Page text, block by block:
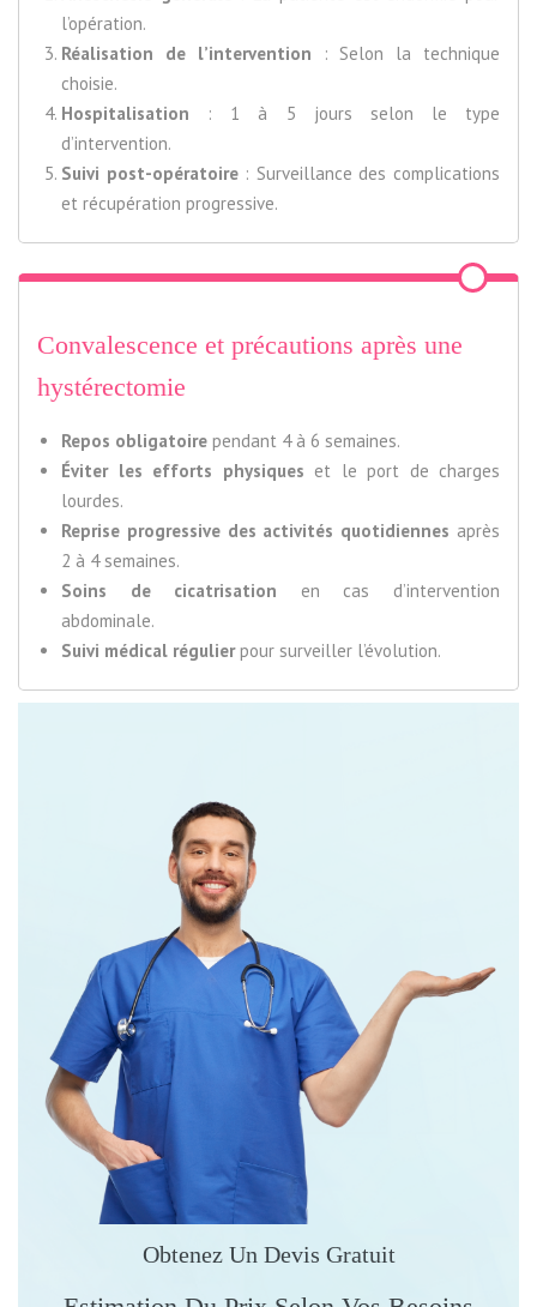
l’opération.
Réalisation de l’intervention : Selon la technique
choisie.
Hospitalisation : 1 à 5 jours selon le type
d’intervention.
Suivi post-opératoire: Surveillance des complications
et récupération progressive.
Convalescence et précautions après une
hystérectomie
Repos obligatoire pendant 4 à 6 semaines.
Éviter les efforts physiques et le port de charges
lourdes.
Reprise progressive des activités quotidiennes après
2 à 4 semaines.
Soins de cicatrisation en cas d’intervention
abdominale.
Suivi médical régulierpour surveiller l’évolution.
Obtenez Un Devis Gratuit